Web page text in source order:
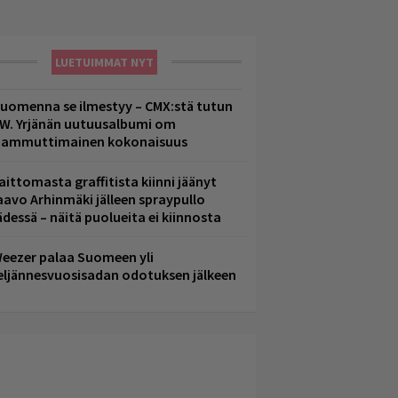
LUETUIMMAT NYT
se ilmestyy – CMX:stä tutun
Yrjänän uutuusalbumi om
kokonaisuus
graffitista kiinni jäänyt
Arhinmäki jälleen spraypullo
– näitä puolueita ei kiinnosta
palaa Suomeen yli
odotuksen jälkeen